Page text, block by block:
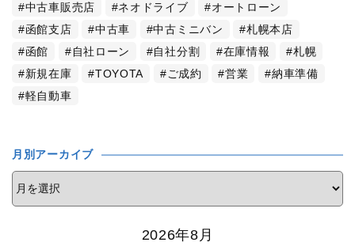
中古車販売店
ネオドライブ
オートローン
函館支店
中古車 中古ミニバン
札幌本店
函館
自社ローン 自社分割 在庫情報
札幌
新規在庫
TOYOTA ご成約 営業
納車準備
軽自動車
月別アーカイブ
2026年8月